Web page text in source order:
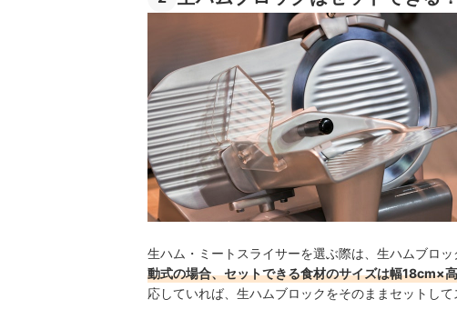
生ハム・ミートスライサーを選ぶ際は、生ハムブロッ
動式の場合、セットできる食材のサイズは幅18cm×
応していれば、生ハムブロックをそのままセットして